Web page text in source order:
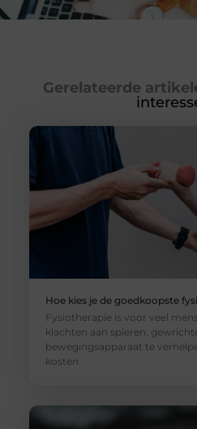
Gerelateerde
Hoe kies je de goedkoopste
Fysiotherapie is voor veel
klachten aan spieren,
bewegingsapparaat te
kosten